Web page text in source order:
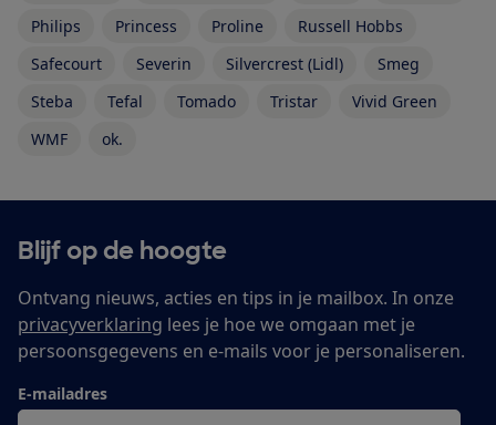
Philips
Princess Proline
Russell Hobbs
Safecourt
Severin Silvercrest (Lidl)
Smeg
Steba
Tefal Tomado Tristar
Vivid Green
WMF
ok.
Blijf op de hoogte
Ontvang nieuws, acties en tips in je mailbox. In onze
privacyverklaring lees je hoe we omgaan met je
persoonsgegevens en e-mails voor je personaliseren.
E-mailadres